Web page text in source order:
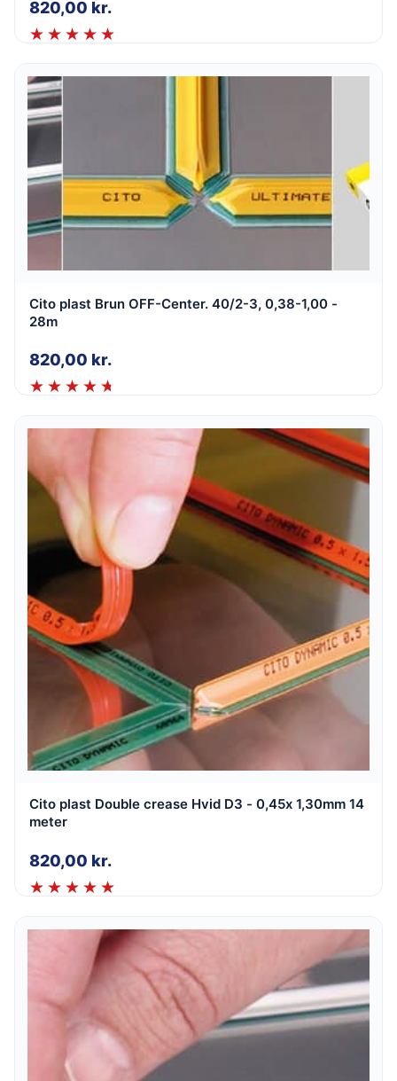
820,00 kr.
Cito plast Brun OFF-Center. 40/2-3, 0,38-1,00 -
28m
820,00 kr.
Cito plast Double crease Hvid D3 - 0,45x 1,30mm 14
meter
820,00 kr.